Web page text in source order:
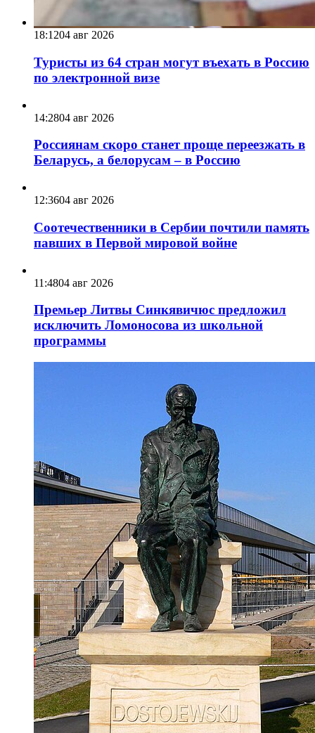
18:1204 авг 2026
Туристы из 64 стран могут въехать в Россию
по электронной визе
14:2804 авг 2026
Россиянам скоро станет проще переезжать в
Беларусь, а белорусам – в Россию
12:3604 авг 2026
Соотечественники в Сербии почтили память
павших в Первой мировой войне
11:4804 авг 2026
Премьер Литвы Синкявичюс предложил
исключить Ломоносова из школьной
программы